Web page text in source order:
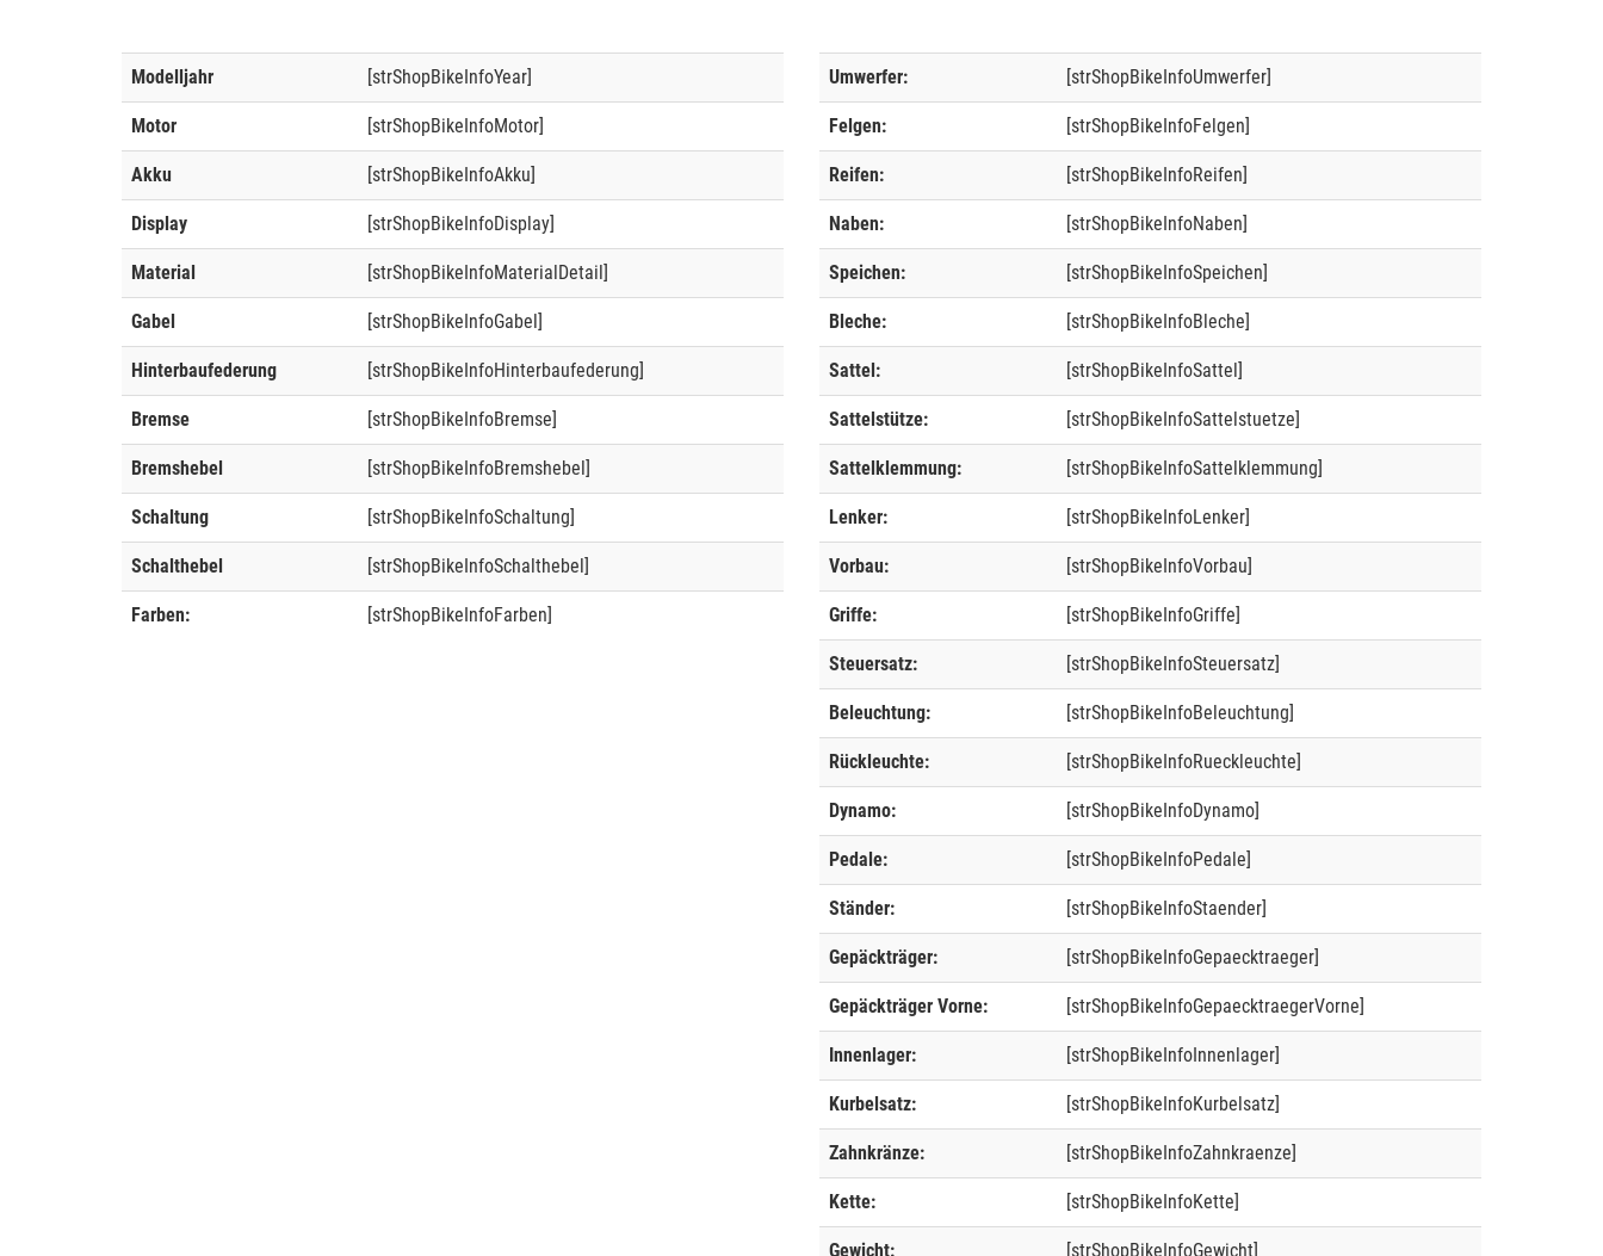
Modelljahr [strShopBikeInfoYear]
Motor [strShopBikeInfoMotor]
Akku [strShopBikeInfoAkku]
Display [strShopBikeInfoDisplay]
Material [strShopBikeInfoMaterialDetail]
Gabel [strShopBikeInfoGabel]
Hinterbaufederung [strShopBikeInfoHinterbaufederung]
Bremse [strShopBikeInfoBremse]
Bremshebel [strShopBikeInfoBremshebel]
Schaltung [strShopBikeInfoSchaltung]
Schalthebel [strShopBikeInfoSchalthebel]
Farben: [strShopBikeInfoFarben]
Umwerfer: [strShopBikeInfoUmwerfer]
Felgen: [strShopBikeInfoFelgen]
Reifen: [strShopBikeInfoReifen]
Naben: [strShopBikeInfoNaben]
Speichen: [strShopBikeInfoSpeichen]
Bleche: [strShopBikeInfoBleche]
Sattel: [strShopBikeInfoSattel]
Sattelstütze: [strShopBikeInfoSattelstuetze]
Sattelklemmung: [strShopBikeInfoSattelklemmung]
Lenker: [strShopBikeInfoLenker]
Vorbau: [strShopBikeInfoVorbau]
Griffe: [strShopBikeInfoGriffe]
Steuersatz: [strShopBikeInfoSteuersatz]
Beleuchtung: [strShopBikeInfoBeleuchtung]
Rückleuchte: [strShopBikeInfoRueckleuchte]
Dynamo: [strShopBikeInfoDynamo]
Pedale: [strShopBikeInfoPedale]
Ständer: [strShopBikeInfoStaender]
Gepäckträger: [strShopBikeInfoGepaecktraeger]
Gepäckträger Vorne: [strShopBikeInfoGepaecktraegerVorne]
Innenlager: [strShopBikeInfoInnenlager]
Kurbelsatz: [strShopBikeInfoKurbelsatz]
Zahnkränze: [strShopBikeInfoZahnkraenze]
Kette: [strShopBikeInfoKette]
Gewicht: [strShopBikeInfoGewicht]